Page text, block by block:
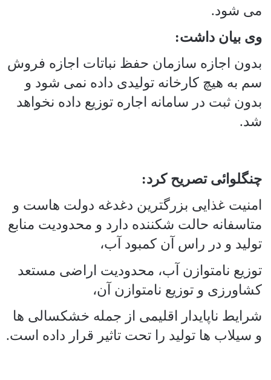
می شود.
وی بیان داشت:
بدون اجازه سازمان حفظ نباتات اجازه فروش
سم به هیچ کارخانه تولیدی داده نمی شود و
بدون ثبت در سامانه اجاره توزیع داده نخواهد
شد.
چنگلوائی تصریح کرد:
امنیت غذایی بزرگترین دغدغه دولت هاست و
متاسفانه حالت شکننده دارد و محدودیت منابع
تولید و در راس آن کمبود آب،
توزیع نامتوازن آب، محدودیت اراضی مستعد
کشاورزی و توزیع نامتوازن آن،
شرایط ناپایدار اقلیمی از جمله خشکسالی ها
و سیلاب ها تولید را تحت تاثیر قرار داده است.